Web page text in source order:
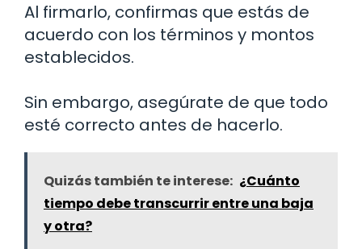
Al firmarlo, confirmas que estás de
acuerdo con los términos y montos
establecidos.
Sin embargo, asegúrate de que todo
esté correcto antes de hacerlo.
Quizás también te interese: ¿Cuánto
tiempo debe transcurrir entre una baja
y otra?